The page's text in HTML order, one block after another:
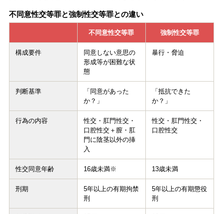
不同意性交等罪と強制性交等罪との違い
不同意性交等罪 強制性交等罪
構成要件
同意しない意思の
形成等が困難な状
態
暴行・脅迫
判断基準
「同意があった
か？」
「抵抗できた
か？」
行為の内容
性交・肛門性交・
口腔性交＋膣・肛
門に陰茎以外の挿
入
性交・肛門性交・
口腔性交
性交同意年齢 16歳未満※ 13歳未満
刑期
5年以上の有期拘禁
刑
5年以上の有期懲役
刑